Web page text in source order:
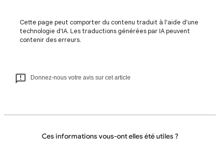
Cette page peut comporter du contenu traduit à l'aide d'une
technologie d'IA. Les traductions générées par IA peuvent
contenir des erreurs.
Donnez-nous votre avis sur cet article
Ces informations vous-ont elles été utiles ?